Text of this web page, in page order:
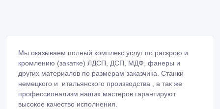
Мы оказываем полный комплекс услуг по раскрою и
кромлению (закатке) ЛДСП, ДСП, МДФ, фанеры и
других материалов по размерам заказчика. Станки
немецкого и итальянского производства , а так же
профессионализм наших мастеров гарантируют
высокое качество исполнения.